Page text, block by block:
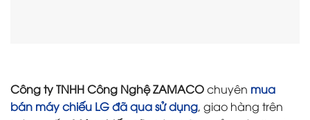
Công ty TNHH Công Nghệ ZAMACOchuyên mua
bán máy chiếu LG đã qua sử dụng, giao hàng trên